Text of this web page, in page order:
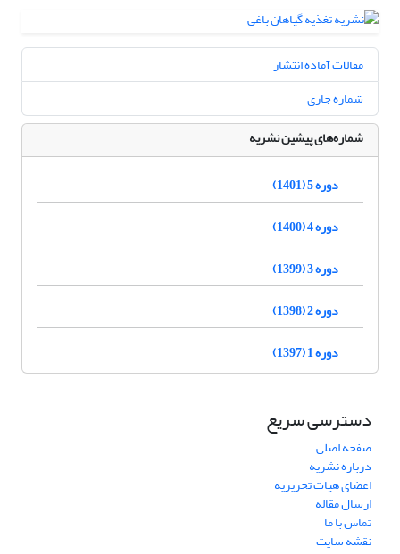
مقالات آماده انتشار
شماره جاری
شماره‌های پیشین نشریه
دوره 5 (1401)
دوره 4 (1400)
دوره 3 (1399)
دوره 2 (1398)
دوره 1 (1397)
دسترسی سریع
صفحه اصلی
درباره نشریه
اعضای هیات تحریریه
ارسال مقاله
تماس با ما
نقشه سایت